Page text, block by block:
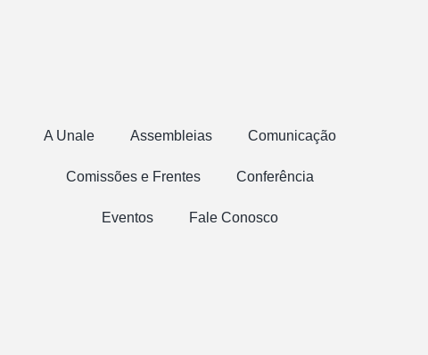
A Unale Assembleias Comunicação
Comissões e Frentes Conferência
Eventos Fale Conosco